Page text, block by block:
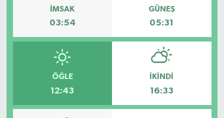
İMSAK
03:54
GÜNEŞ
05:31
ÖĞLE
12:43
İKINDI
16:33